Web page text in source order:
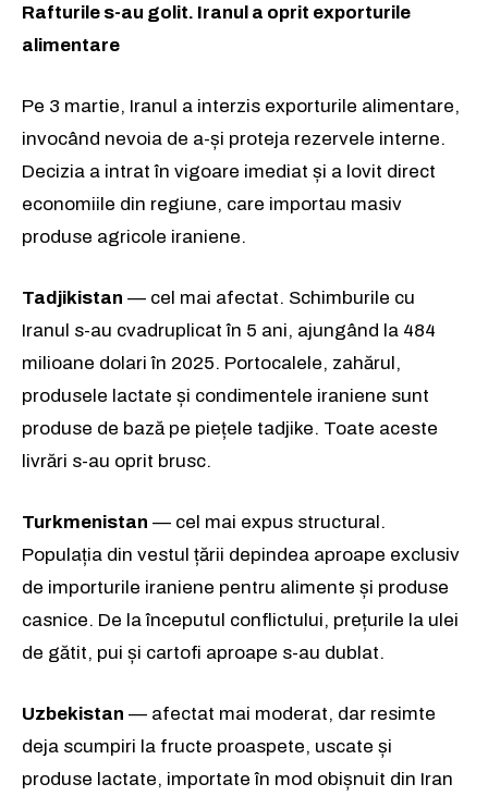
Rafturile s-au golit. Iranul a oprit exporturile
alimentare
Pe 3 martie, Iranul a interzis exporturile alimentare,
invocând nevoia de a-și proteja rezervele interne.
Decizia a intrat în vigoare imediat și a lovit direct
economiile din regiune, care importau masiv
produse agricole iraniene.
Tadjikistan — cel mai afectat. Schimburile cu
Iranul s-au cvadruplicat în 5 ani, ajungând la 484
milioane dolari în 2025. Portocalele, zahărul,
produsele lactate și condimentele iraniene sunt
produse de bază pe piețele tadjike. Toate aceste
livrări s-au oprit brusc.
Turkmenistan — cel mai expus structural.
Populația din vestul țării depindea aproape exclusiv
de importurile iraniene pentru alimente și produse
casnice. De la începutul conflictului, prețurile la ulei
de gătit, pui și cartofi aproape s-au dublat.
Uzbekistan — afectat mai moderat, dar resimte
deja scumpiri la fructe proaspete, uscate și
produse lactate, importate în mod obișnuit din Iran